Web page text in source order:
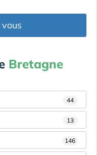
Bretagne
44
13
146